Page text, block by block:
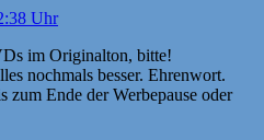
Uhr
im Originalton, bitte!
nochmals besser. Ehrenwort.
zum Ende der Werbepause oder